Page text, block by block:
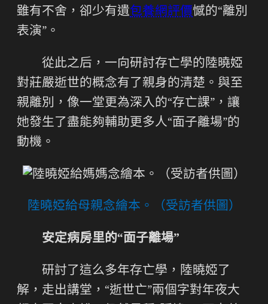
雖有不舍，卻少有遺包養網評價憾的“離別
表演”。
從此之后，一向研討存亡學的陸曉婭
對莊嚴逝世的概念有了親身的清楚。與至
親離別，像一堂更為深入的“存亡課”，讓
她發生了盡能夠輔助更多人“面子離場”的
動機。
陸曉婭給母親念繪本。（受訪者供圖）
安定病房里的“面子離場”
研討了這么多年存亡學，陸曉婭了
解，走出講堂，“逝世亡”兩個字對年夜大